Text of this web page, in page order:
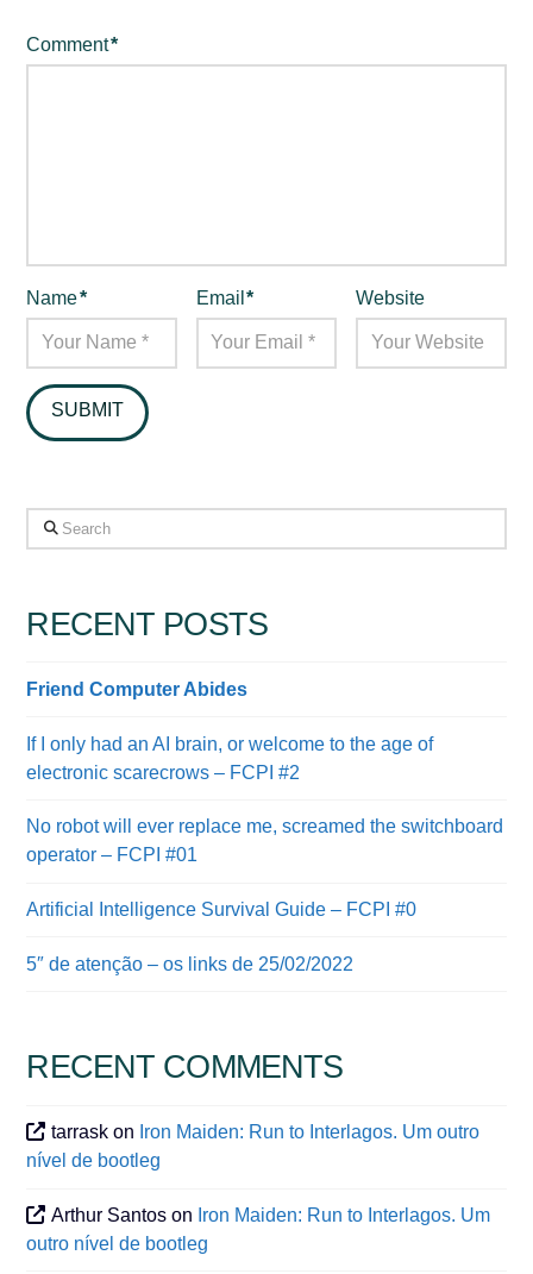
Comment*
Name* Email* Website
Search
RECENT POSTS
Friend Computer Abides
If I only had an AI brain, or welcome to the age of
electronic scarecrows – FCPI #2
No robot will ever replace me, screamed the switchboard
operator – FCPI #01
Artificial Intelligence Survival Guide – FCPI #0
5″ de atenção – os links de 25/02/2022
RECENT COMMENTS
tarrask on Iron Maiden: Run to Interlagos. Um outro
nível de bootleg
Arthur Santos on Iron Maiden: Run to Interlagos. Um
outro nível de bootleg